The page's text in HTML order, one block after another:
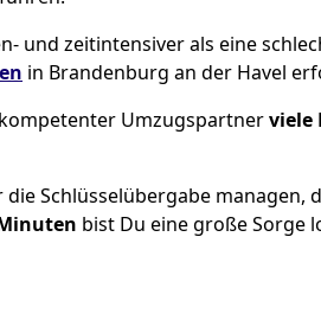
und zeitintensiver als eine
in Brandenburg an der Havel
Umzugspartnerviele
Schlüsselübergabe managen,
bist Du eine große Sorge